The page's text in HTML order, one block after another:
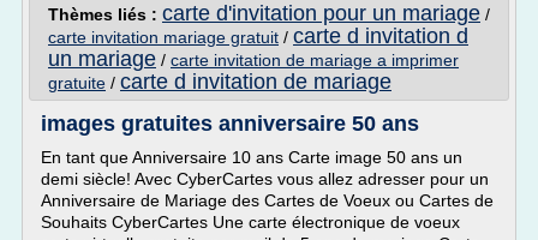
Thèmes liés : carte d'invitation pour un mariage /
carte invitation mariage gratuit / carte d invitation d
un mariage / carte invitation de mariage a imprimer
gratuite / carte d invitation de mariage
images gratuites anniversaire 50 ans
En tant que Anniversaire 10 ans Carte image 50 ans un
demi siècle! Avec CyberCartes vous allez adresser pour un
Anniversaire de Mariage des Cartes de Voeux ou Cartes de
Souhaits CyberCartes Une carte électronique de voeux